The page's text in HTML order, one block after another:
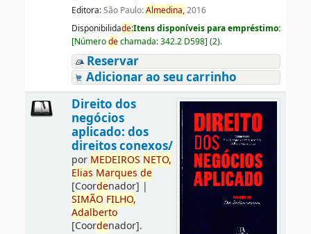
Editora:São Paulo:Almedina,2016
Disponibilidade:Itens disponíveis para empréstimo:
[Númerodechamada:342.2 D598] (2).
Reservar
Adicionar ao seu carrinho
Direito dos
negócios
aplicado: dos
direitos conexos/
por MEDEIROS NETO,
Elias Marques de
[Coordenador] |
SIMÃO FILHO,
Adalberto
[Coordenador].